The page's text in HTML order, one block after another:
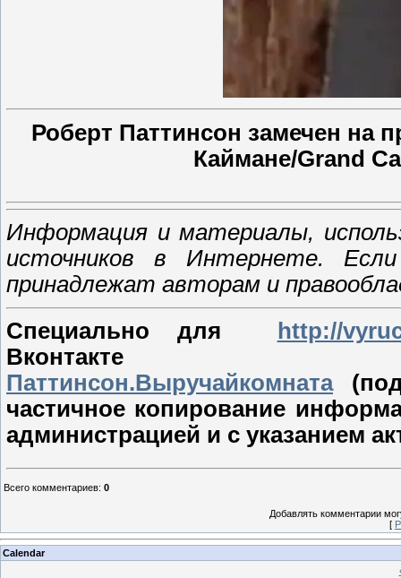
Роберт Паттинсон замечен на
Каймане/Grand
Информация и материалы,
источников в Интернете.
принадлежат авторам и
Специально для
http://
Паттинсон.Выручайкомната
частичное копирование
администрацией и с указанием
Всего комментариев: 0
Добавлять комментарии
[
Calendar